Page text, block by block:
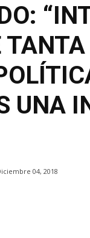
UNA
04, 2018